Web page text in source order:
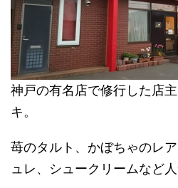
神戸の有名店で修行した店
キ。
苺のタルト、かぼちゃのレ
ュレ、シュークリームなど人